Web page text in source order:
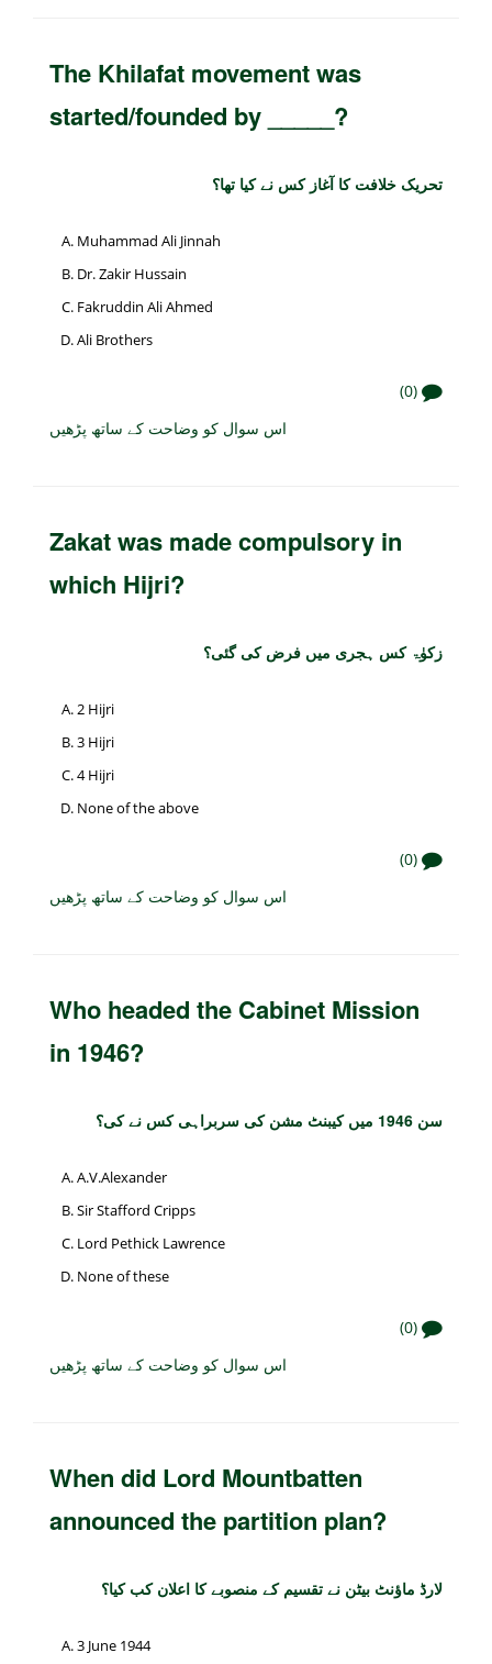
The Khilafat movement was
started/founded by _____?
تحریک خلافت کا آغاز کس نے کیا تھا؟
Muhammad Ali Jinnah
Dr. Zakir Hussain
Fakruddin Ali Ahmed
Ali Brothers
(0)
اس سوال کو وضاحت کے ساتھ پڑھیں
Zakat was made compulsory in
which Hijri?
زکوٰۃ کس ہجری میں فرض کی گئی؟
2 Hijri
3 Hijri
4 Hijri
None of the above
(0)
اس سوال کو وضاحت کے ساتھ پڑھیں
Who headed the Cabinet Mission
in 1946?
سن 1946 میں کیبنٹ مشن کی سربراہی کس نے کی؟
A.V.Alexander
Sir Stafford Cripps
Lord Pethick Lawrence
None of these
(0)
اس سوال کو وضاحت کے ساتھ پڑھیں
When did Lord Mountbatten
announced the partition plan?
لارڈ ماؤنٹ بیٹن نے تقسیم کے منصوبے کا اعلان کب کیا؟
3 June 1944